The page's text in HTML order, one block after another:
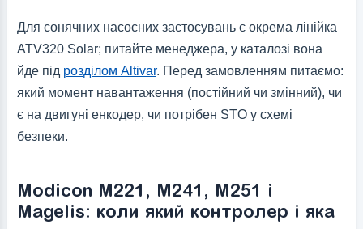
Для сонячних насосних застосувань є окрема лінійка
ATV320 Solar; питайте менеджера, у каталозі вона
йде під розділом Altivar. Перед замовленням питаємо:
який момент навантаження (постійний чи змінний), чи
є на двигуні енкодер, чи потрібен STO у схемі
безпеки.
Modicon M221, M241, M251 і
Magelis: коли який контролер і яка